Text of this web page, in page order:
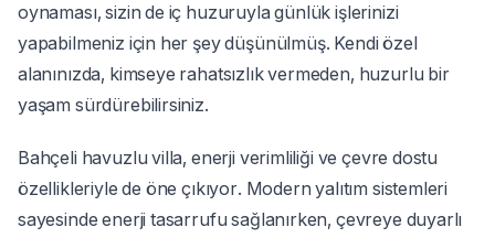
oynaması, sizin de iç huzuruyla günlük işlerinizi
yapabilmeniz için her şey düşünülmüş. Kendi özel
alanınızda, kimseye rahatsızlık vermeden, huzurlu bir
yaşam sürdürebilirsiniz.
Bahçeli havuzlu villa, enerji verimliliği ve çevre dostu
özellikleriyle de öne çıkıyor. Modern yalıtım sistemleri
sayesinde enerji tasarrufu sağlanırken, çevreye duyarlı